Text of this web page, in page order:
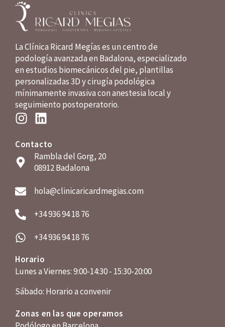
La Clínica Ricard Megías es un centro de
podología avanzada en Badalona, especializado
en estudios biomecánicos del pie, plantillas
personalizadas 3D y cirugía podológica
mínimamente invasiva con anestesia local y
seguimiento postoperatorio.
Contacto
Rambla del Gorg, 20
08912 Badalona
hola@clinicaricardmegias.com
+34 936 94 18 76
+34 936 94 18 76
Horario
Lunes a Viernes: 9:00-14:30 - 15:30-20:00
Sábado: Horario a convenir
Zonas en las que operamos